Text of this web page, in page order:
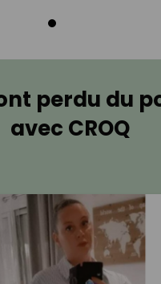
perdu du
avec CROQ